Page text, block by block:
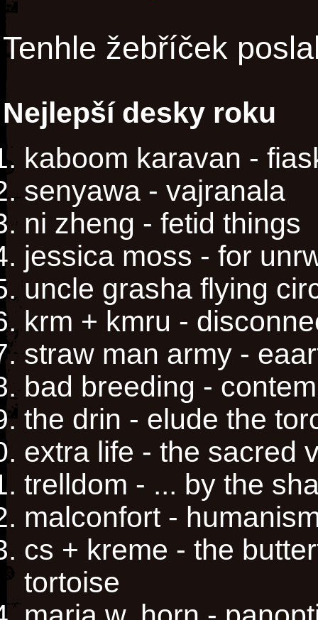
Tenhle žebříček
Nejlepší desky roku
kaboom karavan -
senyawa - vajranala
ni zheng - fetid things
jessica moss - for
uncle grasha flying
krm + kmru -
straw man army -
bad breeding -
the drin - elude the
extra life - the sacred
trelldom - ... by the
malconfort -
cs + kreme - the
tortoise